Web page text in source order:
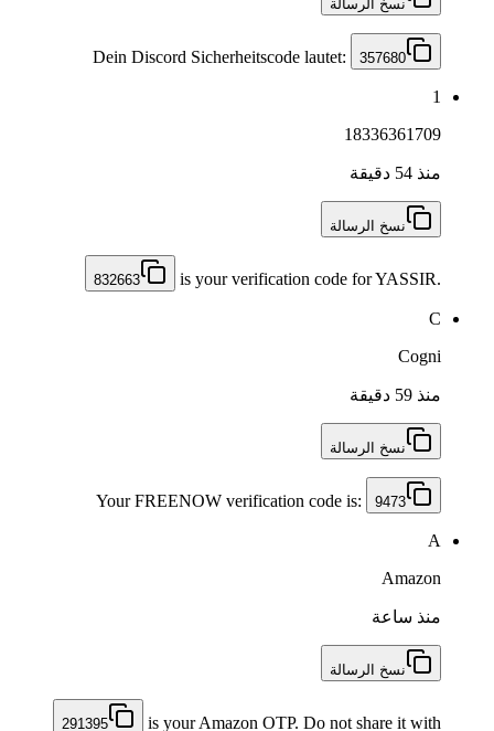
نسخ الرسالة
Dein Discord Sicherheitscode lautet: 357680
1
18336361709
منذ 54 دقيقة
نسخ الرسالة
832663 is your verification code for YASSIR.
C
Cogni
منذ 59 دقيقة
نسخ الرسالة
Your FREENOW verification code is: 9473
A
Amazon
منذ ساعة
نسخ الرسالة
291395 is your Amazon OTP. Do not share it with